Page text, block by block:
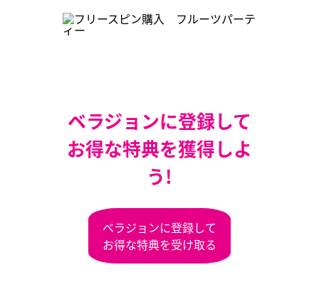
ベラジョンに登録して
お得な特典を獲得しよ
う!
ベラジョンに登録して
お得な特典を受け取る